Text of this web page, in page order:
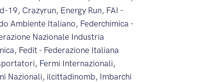
19, Crazyrun, Energy Run, FAI -
Ambiente Italiano, Federchimica -
Nazionale Industria
, Fedit - Federazione Italiana
, Fermi Internazionali,
Nazionali, ilcittadinomb, Imbarchi